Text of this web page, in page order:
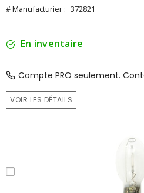
# Manufacturier : 372821
En inventaire
Compte PRO seulement.
VOIR LES DÉTAILS